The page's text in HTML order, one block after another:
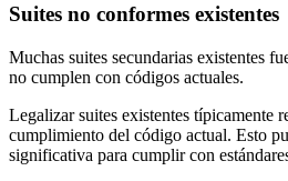
Suites no conformes existentes
Muchas suites secundarias existentes
no cumplen con códigos actuales.
Legalizar suites existentes típicamente
cumplimiento del código actual. Esto
significativa para cumplir con